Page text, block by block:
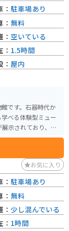
ともできます。 歴
ぜひ立ち寄ってみ
です。石器時代か
べる体験型ミュー
でなくてもしっか
駐車場あり
無料
空いている
1.5時間
屋内
お気に入り
駐車場あり
無料
少し混んでいる
1時間